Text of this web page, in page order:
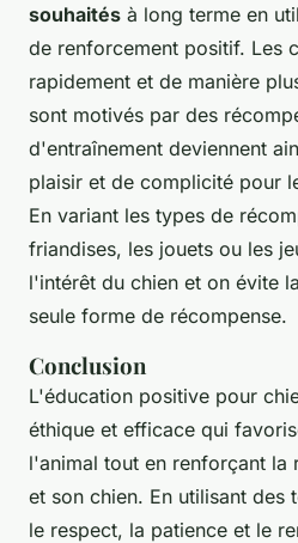
souhaités à long terme en
de renforcement positif. Les
rapidement et de manière
sont motivés par des
d'entraînement deviennent
plaisir et de complicité pour
En variant les types de
friandises, les jouets ou les
l'intérêt du chien et on évite
seule forme de récompense.
Conclusion
L'éducation positive pour
éthique et efficace qui
l'animal tout en renforçant la
et son chien. En utilisant des
le respect, la patience et le